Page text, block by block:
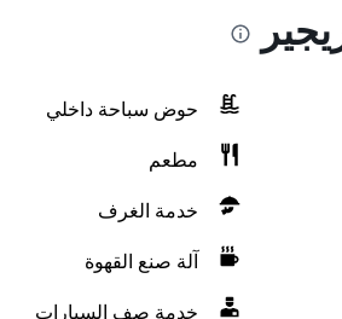
حوض سباحة داخلي
مطعم
خدمة الغرف
آلة صنع القهوة
خدمة صف السيارات